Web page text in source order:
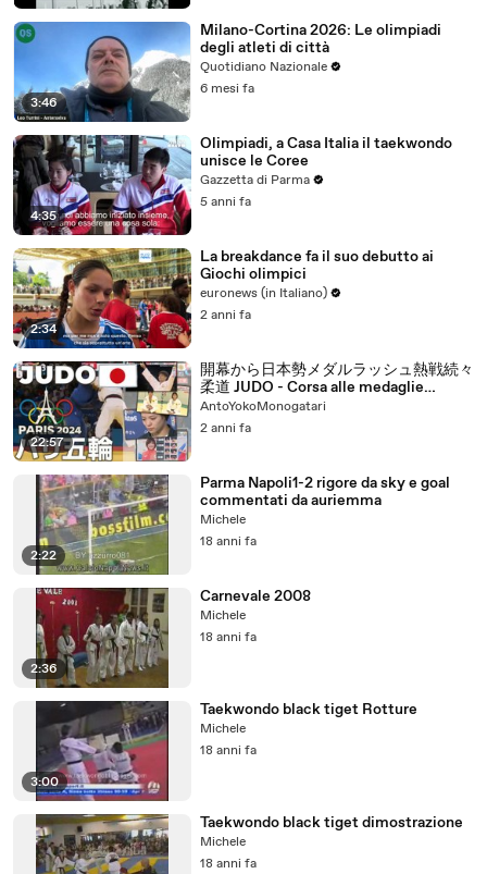
3:46
Milano-Cortina 2026: Le olimpiadi
degli atleti di città
Quotidiano Nazionale
6 mesi fa
4:35
Olimpiadi, a Casa Italia il taekwondo
unisce le Coree
Gazzetta di Parma
5 anni fa
2:34
La breakdance fa il suo debutto ai
Giochi olimpici
euronews (in Italiano)
2 anni fa
22:57
開幕から日本勢メダルラッシュ熱戦続々
柔道 JUDO - Corsa alle medaglie
Giapponesi / Japan's medal rush
continues
AntoYokoMonogatari
2 anni fa
2:22
Parma Napoli1-2 rigore da sky e goal
commentati da auriemma
Michele
18 anni fa
2:36
Carnevale 2008
Michele
18 anni fa
3:00
Taekwondo black tiget Rotture
Michele
18 anni fa
Taekwondo black tiget dimostrazione
Michele
18 anni fa